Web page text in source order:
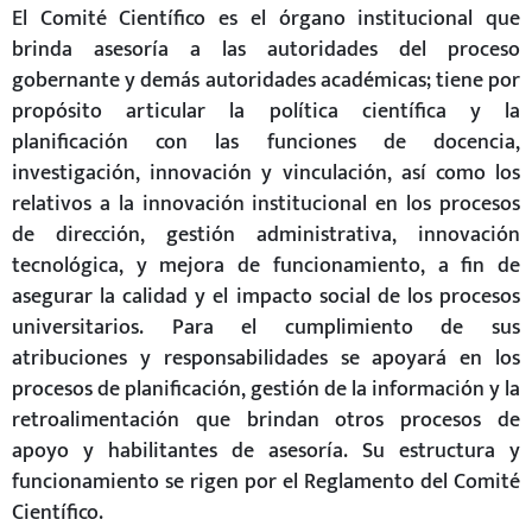
El Comité Científico es el órgano institucional que
brinda asesoría a las autoridades del proceso
gobernante y demás autoridades académicas; tiene por
propósito articular la política científica y la
planificación con las funciones de docencia,
investigación, innovación y vinculación, así como los
relativos a la innovación institucional en los procesos
de dirección, gestión administrativa, innovación
tecnológica, y mejora de funcionamiento, a fin de
asegurar la calidad y el impacto social de los procesos
universitarios. Para el cumplimiento de sus
atribuciones y responsabilidades se apoyará en los
procesos de planificación, gestión de la información y la
retroalimentación que brindan otros procesos de
apoyo y habilitantes de asesoría. Su estructura y
funcionamiento se rigen por el Reglamento del Comité
Científico.